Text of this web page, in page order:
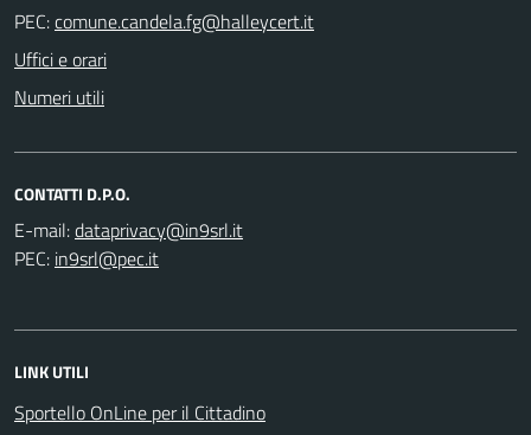
PEC:
Uffici e orari
Numeri utili
CONTATTI D.P.O.
E-mail:
PEC:
LINK UTILI
Sportello OnLine per il Cittadino